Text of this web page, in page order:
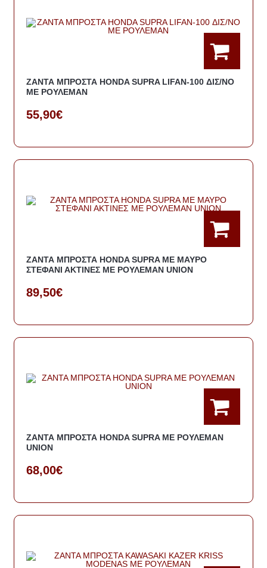
ΖΑΝΤΑ ΜΠΡΟΣΤΑ HONDA SUPRA LIFAN-100 ΔΙΣ/ΝΟ
ME ΡΟΥΛΕΜΑΝ
55,90€
ΖΑΝΤΑ ΜΠΡΟΣΤΑ HONDA SUPRA ΜΕ ΜΑΥΡΟ
ΣΤΕΦΑΝΙ ΑΚΤΙΝΕΣ ΜΕ ΡΟΥΛΕΜΑΝ UNION
89,50€
ΖΑΝΤΑ ΜΠΡΟΣΤΑ HONDA SUPRA ΜΕ ΡΟΥΛΕΜΑΝ
UNION
68,00€